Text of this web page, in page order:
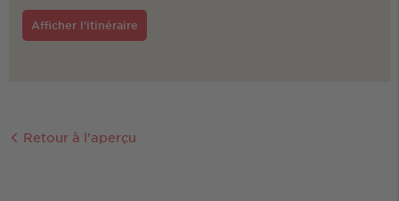
Afficher l'itinéraire
Retour à l'aperçu